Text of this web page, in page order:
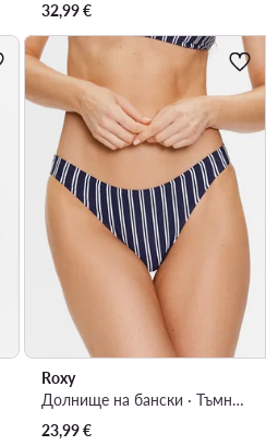
32,99€
Roxy
Долнище на бански · Тъмносин
23,99€